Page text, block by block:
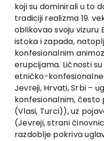
koji su dominirali u to
tradiciji realizma 19.
oblikovao svoju vizuru
istoka i zapada,
konfesionalnim
erupcijama. Ličnosti
etničko-
Jevreji, Hrvati, Srbi –
konfesionalnim,
(Vlasi, Turci)), uz
(Jevreji, strani
razdoblje pokriva